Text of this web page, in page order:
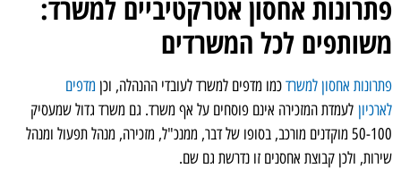
פתרונות אחסון אטרקטיביים למשרד:
משותפים לכל המשרדים
פתרונות אחסון למשרדכמו מדפים למשרד לעובדי ההנהלה, וכן מדפים
לארכיון לעמדת המזכירה אינם פוסחים על אף משרד. גם משרד גדול שמעסיק
50-100 מוקדנים מורכב, בסופו של דבר, ממנכ"ל, מזכירה, מנהל תפעול ומנהל
שירות, ולכן קבוצת אחסנים זו נדרשת גם שם.